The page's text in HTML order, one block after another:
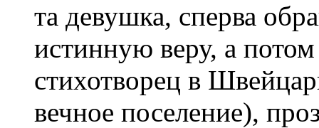
та девушка, сперва
истинную веру, а
стихотворец в
вечное поселение),